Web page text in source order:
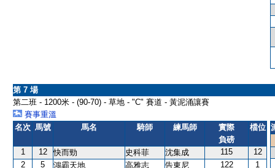
第 7 場
第二班 - 1200米 - (90-70) - 草地 - "C" 賽道 - 黃泥涌讓賽
賽事重溫
名次 馬號 馬名 騎師 練馬師
實際
負磅
檔位
1 12 快而勁 史科菲 沈集成 115
12
2
5 鴻霸天地 高雅志 告東尼 122
1